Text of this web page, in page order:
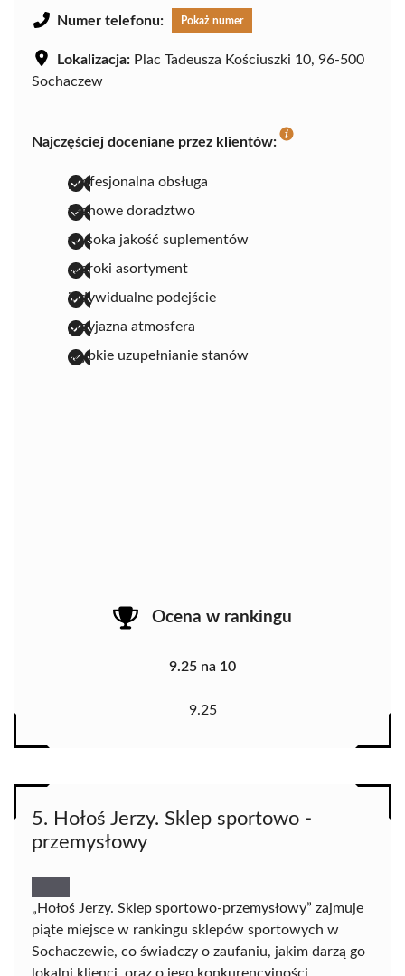
Numer telefonu: Pokaż numer
Lokalizacja: Plac Tadeusza Kościuszki 10, 96-500
Sochaczew
Najczęściej doceniane przez klientów:
profesjonalna obsługa
fachowe doradztwo
wysoka jakość suplementów
szeroki asortyment
indywidualne podejście
przyjazna atmosfera
szybkie uzupełnianie stanów
Ocena w rankingu
9.25 na 10
9.25
5. Hołoś Jerzy. Sklep sportowo -
przemysłowy
„Hołoś Jerzy. Sklep sportowo-przemysłowy” zajmuje
piąte miejsce w rankingu sklepów sportowych w
Sochaczewie, co świadczy o zaufaniu, jakim darzą go